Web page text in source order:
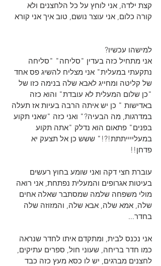
קצת ילדה, אני לוחץ על כל הלחצנים ולא
קורה כלום, אני עוצר נושם, טוב איך אני קורא
למישהו עכשיו?
אני מתחיל כזה בעדין "סליחה" "סליחה
נתקעתי במעלית" אני מצליח להשיג פס אחד
של קליטה ומחייג לאבא שלה בנימה כזו של
"כן שלום המעלית לא עובדת" והוא כזה
באדישות " כן יש איתה הרבה בעיות אז תעלה
במדרגות, מה הבעיה?" ואני כזה "שאני תקוע
בפנים" פתאום הוא נדלק "אתה תקוע
במעלייייתתת!?!" ששש כן אל תצעק יא
פדחן!!
עוברת חצי דקה ואני שומע בחוץ רעשים
בעיטות אגרופים והמעלית נפתחת, אני רואה
מולי משפחה שלמה שמסתבר שאלה אחים
שלה, אמא שלה, אבא שלה, והמזוזה שלה
בחדר...
אני נכנס לבית, ומתקדם איתו לחדר שנראה
כמו חדר בריחה, שעוני חול, ספרים עתיקים,
לחצנים מברגים, יש לו כסא מעץ כזה כבד